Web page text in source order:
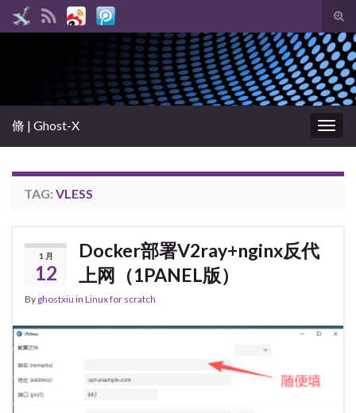
Search for:
脩 | Ghost-X
TAG: VLESS
1 月
12
Docker部署V2ray+nginx反代
上网（1PANEL版）
By ghostxiu in Linux for scratch